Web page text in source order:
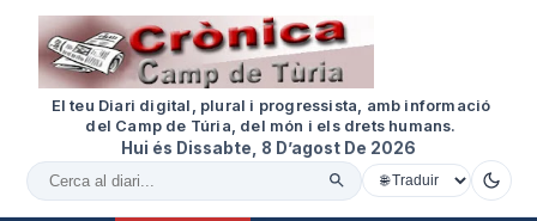
El teu Diari digital, plural i progressista, amb informació
del Camp de Túria, del món i els drets humans.
Hui és Dissabte, 8 D’agost De 2026
Cercar al diari